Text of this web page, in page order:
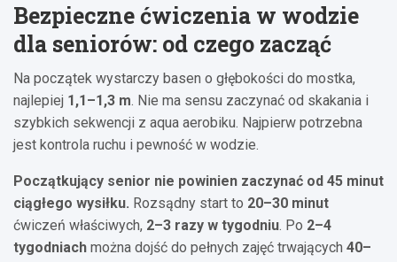
Bezpieczne ćwiczenia w wodzie
dla seniorów: od czego zacząć
Na początek wystarczy basen o głębokości do mostka,
najlepiej 1,1–1,3 m. Nie ma sensu zaczynać od skakania i
szybkich sekwencji z aqua aerobiku. Najpierw potrzebna
jest kontrola ruchu i pewność w wodzie.
Początkujący senior nie powinien zaczynać od 45 minut
ciągłego wysiłku. Rozsądny start to 20–30 minut
ćwiczeń właściwych, 2–3 razy w tygodniu. Po 2–4
tygodniach można dojść do pełnych zajęć trwających 40–